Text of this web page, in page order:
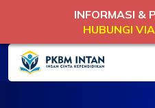
INFORMASI &
HUBUNGI